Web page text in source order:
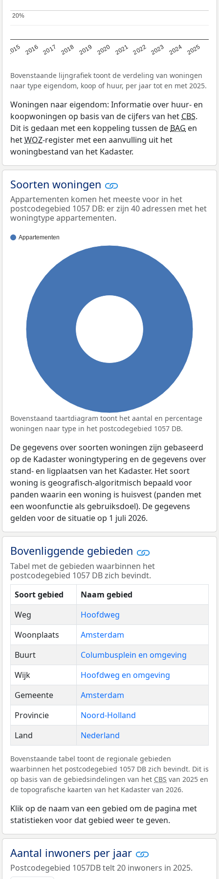
2015 2016 2017 2018 2019 2020 2021 2022 2023 2024 2025
20%
20%
Bovenstaande lijngrafiek toont de verdeling van woningen
naar type eigendom, koop of huur, per jaar tot en met 2025.
Woningen naar eigendom: Informatie over huur- en
koopwoningen op basis van de cijfers van het CBS.
Dit is gedaan met een koppeling tussen de BAG en
hetWOZ-register met een aanvulling uit het
woningbestand van het Kadaster.
Soorten woningen
Appartementen komen het meeste voor in het
postcodegebied 1057 DB: er zijn 40 adressen met het
woningtype appartementen.
Appartementen
Bovenstaand taartdiagram toont het aantal en percentage
woningen naar type in het postcodegebied 1057 DB.
De gegevens over soorten woningen zijn gebaseerd
op de Kadaster woningtypering en de gegevens over
stand- en ligplaatsen van het Kadaster. Het soort
woning is geografisch-algoritmisch bepaald voor
panden waarin een woning is huisvest (panden met
een woonfunctie als gebruiksdoel). De gegevens
gelden voor de situatie op 1 juli 2026.
Bovenliggende gebieden
Tabel met de gebieden waarbinnen het
postcodegebied 1057 DB zich bevindt.
Soort gebied
Naam gebied
Weg
Hoofdweg
Woonplaats
Amsterdam
Buurt
Columbusplein en omgeving
Wijk
Hoofdweg en omgeving
Gemeente
Amsterdam
Provincie
Noord-Holland
Land
Nederland
Bovenstaande tabel toont de regionale gebieden
waarbinnen het postcodegebied 1057 DB zich bevindt. Dit is
op basis van de gebiedsindelingen van het CBS van 2025 en
de topografische kaarten van het Kadaster van 2026.
Klik op de naam van een gebied om de pagina met
statistieken voor dat gebied weer te geven.
Aantal inwoners per jaar
Postcodegebied 1057DB telt 20 inwoners in 2025.